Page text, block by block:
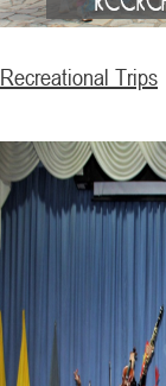
Recreational Trips